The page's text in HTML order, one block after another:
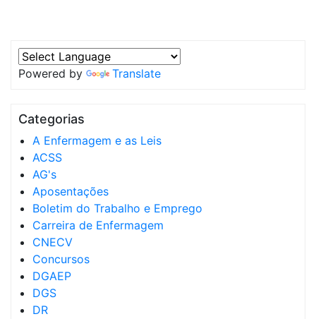
Powered by Translate
Categorias
A Enfermagem e as Leis
ACSS
AG's
Aposentações
Boletim do Trabalho e Emprego
Carreira de Enfermagem
CNECV
Concursos
DGAEP
DGS
DR